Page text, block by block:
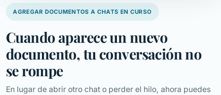
AGREGAR DOCUMENTOS A CHATS EN CURSO
Cuando aparece un nuevo
documento, tu conversación no
se rompe
En lugar de abrir otro chat o perder el hilo, ahora puedes